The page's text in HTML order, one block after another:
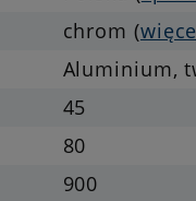
chrom (
Aluminium,
45
80
900